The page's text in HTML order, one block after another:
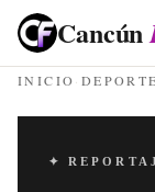
Cancún
INICIO·
✦